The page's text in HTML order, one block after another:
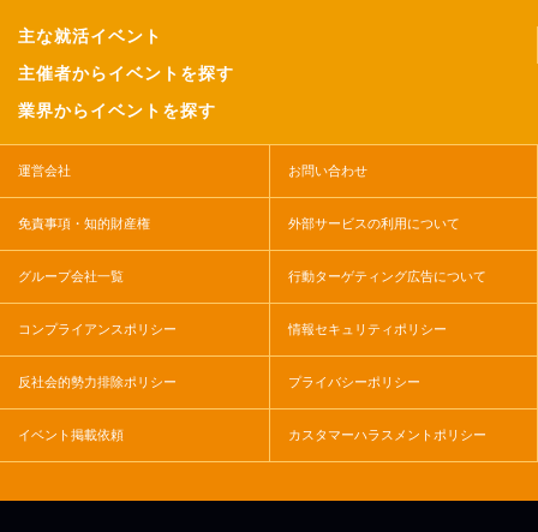
主な就活イベント
主催者からイベントを探す
業界からイベントを探す
運営会社 お問い合わせ
免責事項・知的財産権 外部サービスの利用について
グループ会社一覧 行動ターゲティング広告について
コンプライアンスポリシー 情報セキュリティポリシー
反社会的勢力排除ポリシー プライバシーポリシー
イベント掲載依頼 カスタマーハラスメントポリシー